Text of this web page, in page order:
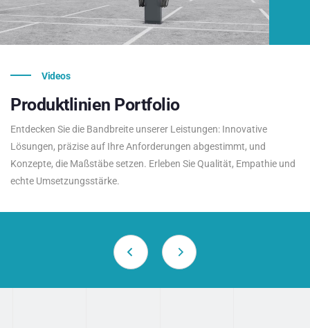
Videos
Produktlinien Portfolio
Entdecken Sie die Bandbreite unserer Leistungen: Innovative
Lösungen, präzise auf Ihre Anforderungen abgestimmt, und
Konzepte, die Maßstäbe setzen. Erleben Sie Qualität, Empathie und
echte Umsetzungsstärke.